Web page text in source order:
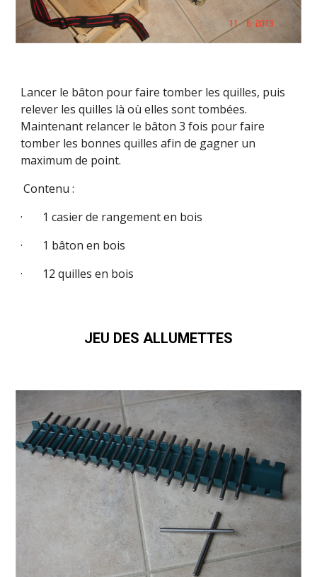
Lancer le bâton pour faire tomber les quilles, puis
relever les quilles là où elles sont tombées.
Maintenant relancer le bâton 3 fois pour faire
tomber les bonnes quilles afin de gagner un
maximum de point.
Contenu :
· 1 casier de rangement en bois
· 1 bâton en bois
· 12 quilles en bois
JEU DES ALLUMETTES